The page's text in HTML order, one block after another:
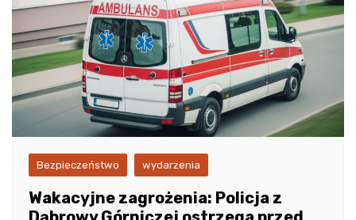
Bezpieczeństwo wydarzenia
Wakacyjne zagrożenia: Policja z